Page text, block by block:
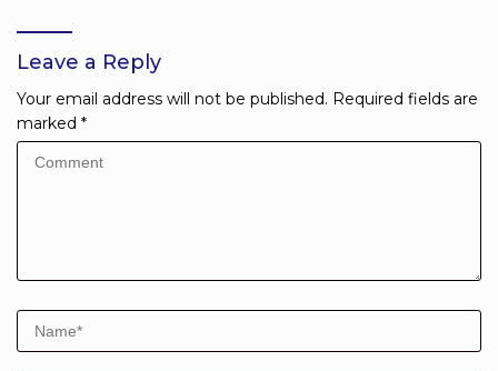
Leave a Reply
Your email address will not be published. Required fields are
marked *